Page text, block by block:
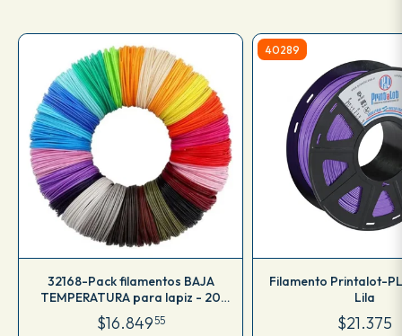
32168-Pack filamentos BAJA
TEMPERATURA para lapiz - 20
colores 100mts
$16.84955
40289
Filamento Printalot-
Lila
$21.375